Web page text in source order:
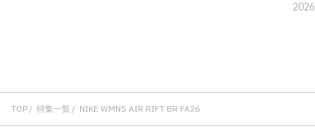
TOP 特集一覧 NIKE WMNS AIR RIFT BR FA26